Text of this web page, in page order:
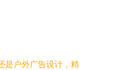
是户外广告设计，精